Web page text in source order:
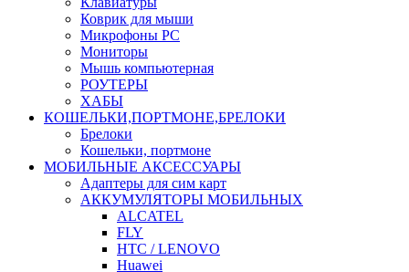
Коврик для мыши
Микрофоны PC
Мониторы
Мышь компьютерная
РОУТЕРЫ
ХАБЫ
КОШЕЛЬКИ,ПОРТМОНЕ,БРЕЛОКИ
Брелоки
Кошельки, портмоне
МОБИЛЬНЫЕ АКСЕССУАРЫ
Адаптеры для сим карт
АККУМУЛЯТОРЫ МОБИЛЬНЫХ
ALCATEL
FLY
HTC / LENOVO
Huawei